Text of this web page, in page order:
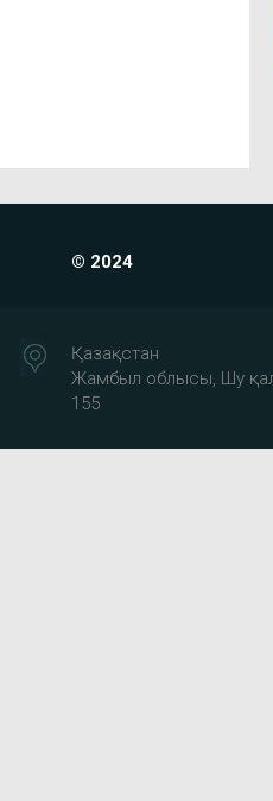
© 2024
Қазақстан
Жамбыл облысы, Шу
155